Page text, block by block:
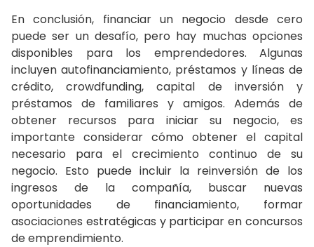
En conclusión, financiar un negocio desde cero
puede ser un desafío, pero hay muchas opciones
disponibles para los emprendedores. Algunas
incluyen autofinanciamiento, préstamos y líneas de
crédito, crowdfunding, capital de inversión y
préstamos de familiares y amigos. Además de
obtener recursos para iniciar su negocio, es
importante considerar cómo obtener el capital
necesario para el crecimiento continuo de su
negocio. Esto puede incluir la reinversión de los
ingresos de la compañía, buscar nuevas
oportunidades de financiamiento, formar
asociaciones estratégicas y participar en concursos
de emprendimiento.